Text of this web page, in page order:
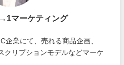
マーケティング
企業にて、売れる商品企画、
クリプションモデルなどマーケ